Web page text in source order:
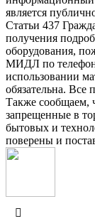
является
Статьи 437
получения
оборудования,
МИДЛ по
использовании
обязательна.
Также сообщаем,
запрещенные в
бытовых и
поверены и